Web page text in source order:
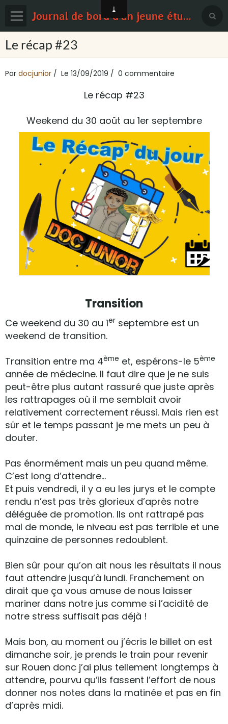
Journal de bord d'un jeune étudiant en médecine
Page d'accueil
Le récap #23
Par docjunior Le 13/09/2019 0 commentaire
Le récap #23
Weekend du 30 août au 1er septembre
Transition
Ce weekend du 30 au 1er septembre est un
weekend de transition.
Transition entre ma 4ème et, espérons-le 5ème
année de médecine. Il faut dire que je ne suis
peut-être plus autant rassuré que juste après
les rattrapages où il me semblait avoir
relativement correctement réussi. Mais rien est
sûr et le temps passant je me mets un peu à
douter.
Pas énormément mais un peu quand même.
C’est long d’attendre…
Et puis vendredi, il y a eu les jurys et le compte
rendu n’est pas très glorieux d’après notre
déléguée de promotion. Ils ont rattrapé pas
mal de monde, le niveau est pas terrible et une
quinzaine de personnes redoublent.
Bien sûr pour qu’on ait nous les résultats il nous
faut attendre jusqu’à lundi. Franchement on
dirait que ça vous amuse de nous laisser
mariner dans notre jus comme si l’acidité de
notre stress suffisait pas déjà !
Mais bon, au moment ou j’écris le billet on est
dimanche soir, je prends le train pour revenir
sur Rouen donc j’ai plus tellement longtemps à
attendre, pourvu qu’ils fassent l’effort de nous
donner nos notes dans la matinée et pas en fin
d’après midi.